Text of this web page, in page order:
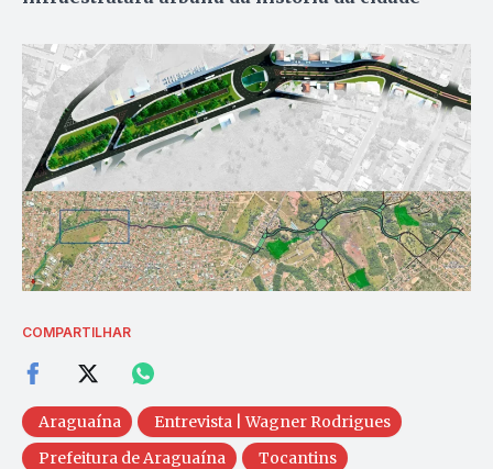
COMPARTILHAR
Araguaína
Entrevista | Wagner Rodrigues
Prefeitura de Araguaína
Tocantins